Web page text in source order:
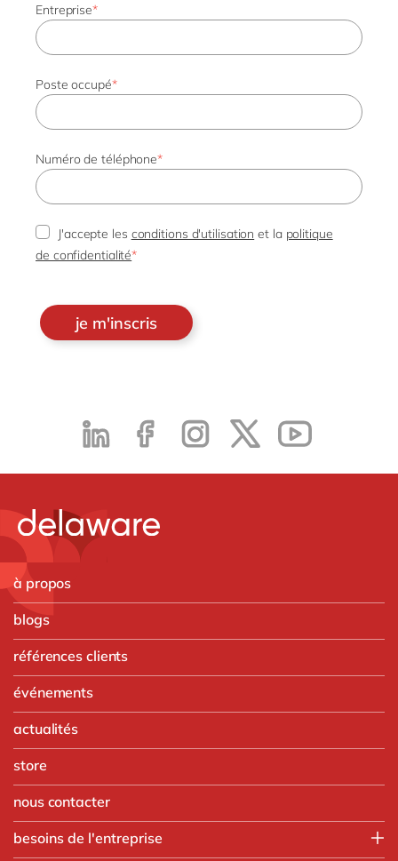
Entreprise*
Poste occupé*
Numéro de téléphone*
J'accepte les conditions d'utilisation et la politique
de confidentialité*
à propos
blogs
références clients
événements
actualités
store
nous contacter
besoins de l'entreprise